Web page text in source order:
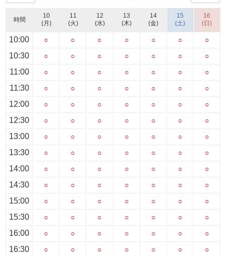
時間
10:00
10:30
11:00
11:30
12:00
12:30
13:00
13:30
14:00
14:30
15:00
15:30
16:00
16:30
10
(月)
○
○
○
○
○
○
○
○
○
○
○
○
○
○
11
(火)
○
○
○
○
○
○
○
○
○
○
○
○
○
○
12
(水)
○
○
○
○
○
○
○
○
○
○
○
○
○
○
13
(木)
○
○
○
○
○
○
○
○
○
○
○
○
○
○
14
(金)
○
○
○
○
○
○
○
○
○
○
○
○
○
○
15
(土)
○
○
○
○
○
○
○
○
○
○
○
○
○
○
16
(日)
○
○
○
○
○
○
○
○
○
○
○
○
○
○